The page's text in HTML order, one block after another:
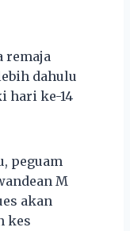
remaja
dahulu
hari ke-14
peguam
M
akan
kes